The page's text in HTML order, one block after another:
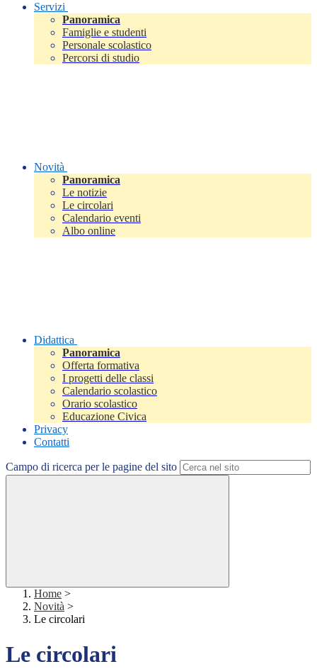
Servizi
Panoramica
Famiglie e studenti
Personale scolastico
Percorsi di studio
Novità
Panoramica
Le notizie
Le circolari
Calendario eventi
Albo online
Didattica
Panoramica
Offerta formativa
I progetti delle classi
Calendario scolastico
Orario scolastico
Educazione Civica
Privacy
Contatti
Campo di ricerca per le pagine del sito
Home >
Novità >
Le circolari
Le circolari